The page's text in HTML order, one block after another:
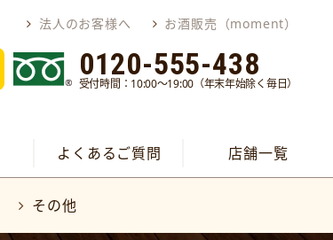
法人のお客様へ お酒販売（moment）
0120-555-438
受付時間：10:00～19:00（年末年始除く毎日）
よくあるご質問 店舗一覧
その他